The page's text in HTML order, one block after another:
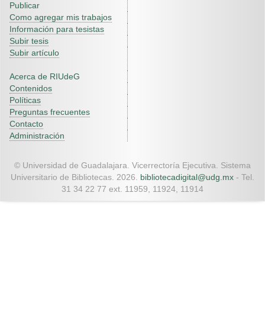
Publicar
Como agregar mis trabajos
Información para tesistas
Subir tesis
Subir artículo
Acerca de RIUdeG
Contenidos
Políticas
Preguntas frecuentes
Contacto
Administración
© Universidad de Guadalajara. Vicerrectoría Ejecutiva. Sistema
Universitario de Bibliotecas. 2026. bibliotecadigital@udg.mx - Tel.
31 34 22 77 ext. 11959, 11924, 11914